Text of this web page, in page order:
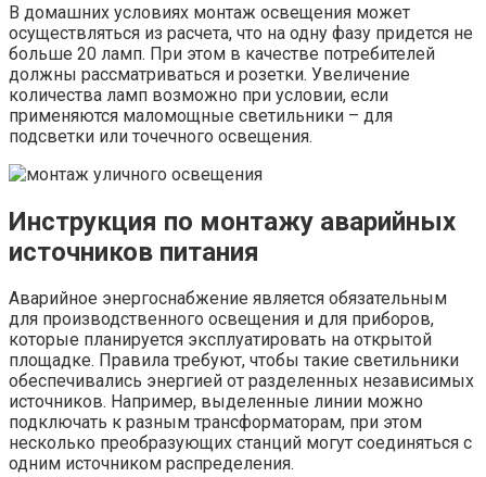
В домашних условиях монтаж освещения может
осуществляться из расчета, что на одну фазу придется не
больше 20 ламп. При этом в качестве потребителей
должны рассматриваться и розетки. Увеличение
количества ламп возможно при условии, если
применяются маломощные светильники – для
подсветки или точечного освещения.
Инструкция по монтажу аварийных
источников питания
Аварийное энергоснабжение является обязательным
для производственного освещения и для приборов,
которые планируется эксплуатировать на открытой
площадке. Правила требуют, чтобы такие светильники
обеспечивались энергией от разделенных независимых
источников. Например, выделенные линии можно
подключать к разным трансформаторам, при этом
несколько преобразующих станций могут соединяться с
одним источником распределения.